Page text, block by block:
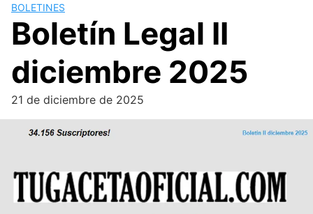
BOLETINES
Boletín Legal II
diciembre 2025
21 de diciembre de 2025